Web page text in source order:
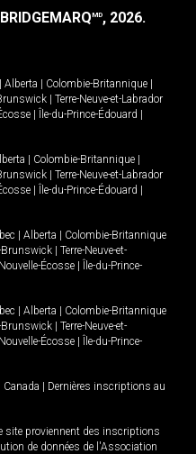
MD, 2026.
| Alberta | Colombie-Britannique |
| Terre-Neuve-et-Labrador
| Île-du-Prince-Édouard |
| Colombie-Britannique |
| Terre-Neuve-et-Labrador
| Île-du-Prince-Édouard |
| Alberta | Colombie-Britannique
Brunswick | Terre-Neuve-et-
Nouvelle-Écosse | Île-du-Prince-
| Alberta | Colombie-Britannique
Brunswick | Terre-Neuve-et-
Nouvelle-Écosse | Île-du-Prince-
| Dernières inscriptions au
site proviennent des inscriptions
de données de l'Association